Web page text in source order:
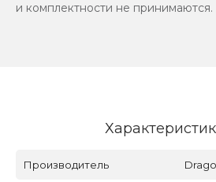
и комплектности не принимаются.
Производитель